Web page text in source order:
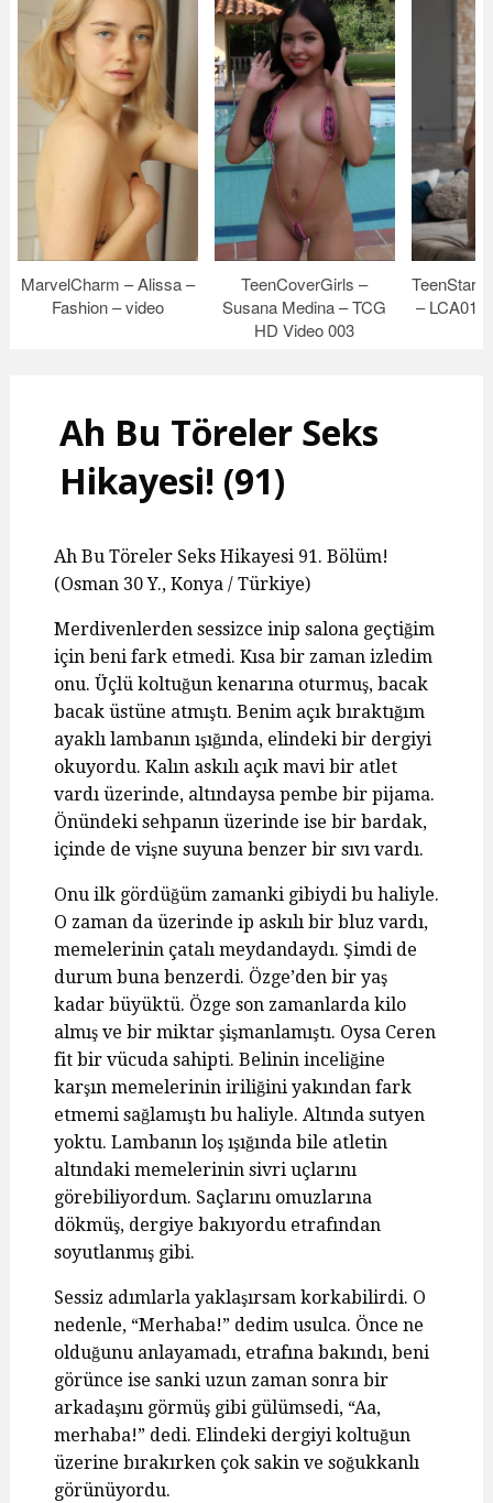
MarvelCharm – Alissa –
Fashion – video
TeenCoverGirls –
Susana Medina – TCG
HD Video 003
– LCA013
Ah Bu Töreler Seks
Hikayesi! (91)
Ah Bu Töreler Seks Hikayesi 91. Bölüm!
(Osman 30 Y., Konya / Türkiye)
Merdivenlerden sessizce inip salona geçtiğim
için beni fark etmedi. Kısa bir zaman izledim
onu. Üçlü koltuğun kenarına oturmuş, bacak
bacak üstüne atmıştı. Benim açık bıraktığım
ayaklı lambanın ışığında, elindeki bir dergiyi
okuyordu. Kalın askılı açık mavi bir atlet
vardı üzerinde, altındaysa pembe bir pijama.
Önündeki sehpanın üzerinde ise bir bardak,
içinde de vişne suyuna benzer bir sıvı vardı.
Onu ilk gördüğüm zamanki gibiydi bu haliyle.
O zaman da üzerinde ip askılı bir bluz vardı,
memelerinin çatalı meydandaydı. Şimdi de
durum buna benzerdi. Özge’den bir yaş
kadar büyüktü. Özge son zamanlarda kilo
almış ve bir miktar şişmanlamıştı. Oysa Ceren
fit bir vücuda sahipti. Belinin inceliğine
karşın memelerinin iriliğini yakından fark
etmemi sağlamıştı bu haliyle. Altında sutyen
yoktu. Lambanın loş ışığında bile atletin
altındaki memelerinin sivri uçlarını
görebiliyordum. Saçlarını omuzlarına
dökmüş, dergiye bakıyordu etrafından
soyutlanmış gibi.
Sessiz adımlarla yaklaşırsam korkabilirdi. O
nedenle, “Merhaba!” dedim usulca. Önce ne
olduğunu anlayamadı, etrafına bakındı, beni
görünce ise sanki uzun zaman sonra bir
arkadaşını görmüş gibi gülümsedi, “Aa,
merhaba!” dedi. Elindeki dergiyi koltuğun
üzerine bırakırken çok sakin ve soğukkanlı
görünüyordu.